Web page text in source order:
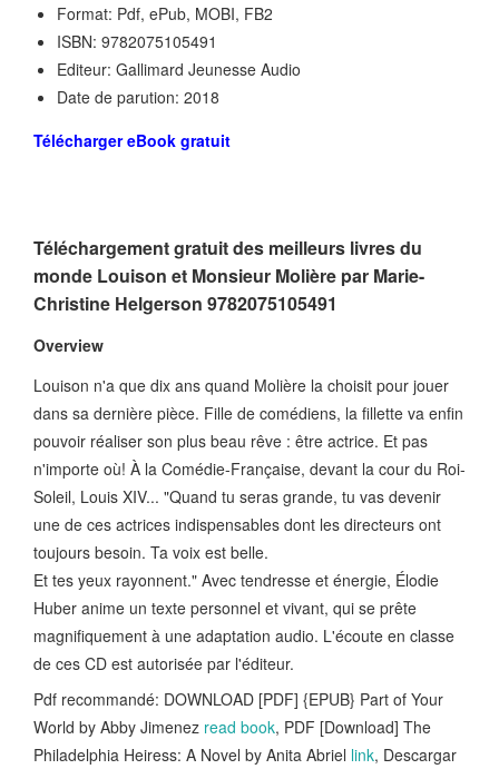
Format: Pdf, ePub, MOBI, FB2
ISBN: 9782075105491
Editeur: Gallimard Jeunesse Audio
Date de parution: 2018
Télécharger eBook gratuit
Téléchargement gratuit des meilleurs livres du
monde Louison et Monsieur Molière par Marie-
Christine Helgerson 9782075105491
Overview
Louison n'a que dix ans quand Molière la choisit pour jouer
dans sa dernière pièce. Fille de comédiens, la fillette va enfin
pouvoir réaliser son plus beau rêve : être actrice. Et pas
n'importe où! À la Comédie-Française, devant la cour du Roi-
Soleil, Louis XIV... "Quand tu seras grande, tu vas devenir
une de ces actrices indispensables dont les directeurs ont
toujours besoin. Ta voix est belle.
Et tes yeux rayonnent." Avec tendresse et énergie, Élodie
Huber anime un texte personnel et vivant, qui se prête
magnifiquement à une adaptation audio. L'écoute en classe
de ces CD est autorisée par l'éditeur.
Pdf recommandé: DOWNLOAD [PDF] {EPUB} Part of Your
World by Abby Jimenez read book, PDF [Download] The
Philadelphia Heiress: A Novel by Anita Abriel link, Descargar